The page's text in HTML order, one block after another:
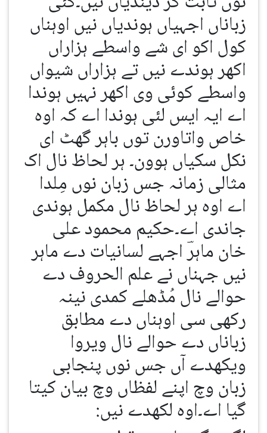
زباناں اجہیاں ہوندیاں نیں اوہناں
کول اکو ای شے واسطے ہزاراں
اکھر ہوندے نیں تے ہزاراں شیواں
واسطے کوئی وی اکھر نہیں ہوندا
اے ایہ ایس لئی ہوندا اے کہ اوہ
خاص واتاورن توں باہر گھٹ ای
نکل سکیاں ہوون۔ ہر لحاظ نال اک
مثالی زمانہ جس زبان نوں مِلدا
اے اوہ ہر لحاظ نال مکمل ہوندی
جاندی اے۔حکیم محمود علی
خان ماہرؔ اجہے لسانیات دے ماہر
نیں جہناں نے علم الحروف دے
حوالے نال مُڈھلے کمدی نینہ
رکھی سی اوہناں دے مطابق
زباناں دے حوالے نال ویروا
ویکھدے آں جس نوں پنجابی
زبان وچ اپنے لفظاں وچ بیان کیتا
گیا اے۔اوہ لکھدے نیں: